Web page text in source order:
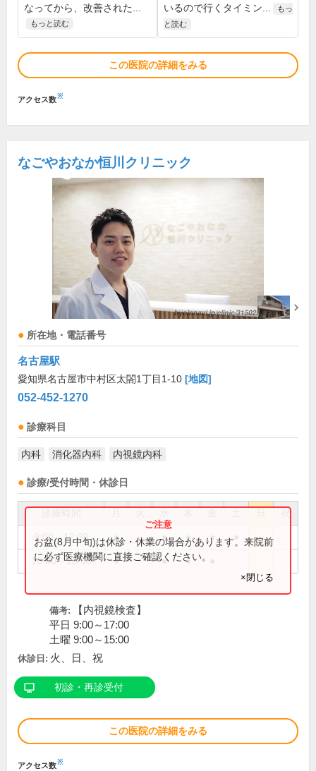
なってから、改善された...
もっと読む
いるので行くタイミン...
もっ
と読む
この医院の詳細をみる
アクセス数※
なごやおなか恒川クリニック
所在地・電話番号
名古屋駅
愛知県名古屋市中村区太閤1丁目1-10 [地図]
052-452-1270
診療科目
内科 消化器内科 内視鏡内科
診療/受付時間・休診日
祝
9:00～12:30 ● ● ● ●
16:00～18:00 ● ● ●
お盆(8月中旬)は休診・休業の場合があります。来院前
に必ず医療機関に直接ご確認ください。
×閉じる
備考:
【内視鏡検査】
平日 9:00～17:00
土曜 9:00～15:00
休診日: 火、日、祝
初診・再診受付
この医院の詳細をみる
アクセス数※